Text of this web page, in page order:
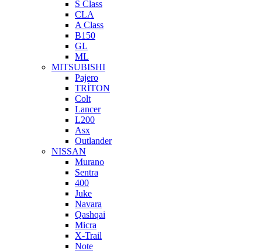
S Class
CLA
A Class
B150
GL
ML
MITSUBISHI
Pajero
TRİTON
Colt
Lancer
L200
Asx
Outlander
NISSAN
Murano
Sentra
400
Juke
Navara
Qashqai
Micra
X-Trail
Note